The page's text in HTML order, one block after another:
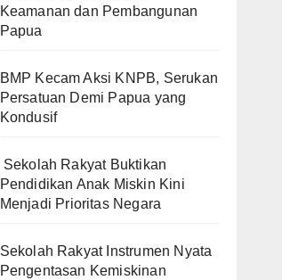
Keamanan dan Pembangunan
Papua
BMP Kecam Aksi KNPB, Serukan
Persatuan Demi Papua yang
Kondusif
Sekolah Rakyat Buktikan
Pendidikan Anak Miskin Kini
Menjadi Prioritas Negara
Sekolah Rakyat Instrumen Nyata
Pengentasan Kemiskinan